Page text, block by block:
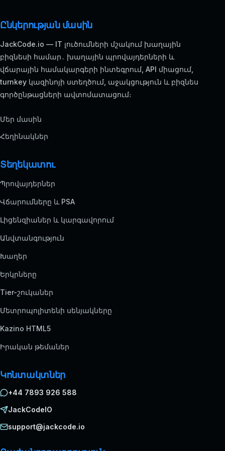
Ընկերության մասին
JackCode.io — IT լուծումների մշակում խաղային
բիզնեսի համար․ խաղային պրովայդերների և
վճարային համակարգերի ինտեգրում, API միացում,
turnkey կազինոյի ստեղծում, աջակցություն և բիզնես
գործընթացների ավտոմատացում։
Մեր մասին
Հեղինակներ
Տեղեկատու
Պրովայդերներ
Վճարումները և PSA
Լիցենզիաներ և կարգավորում
Անվտանգություն
Խաղեր
Երկրները
Tier-շուկաներ
Մետրոպոլիտենի սենյակները
Kazino HTML5
Իրական թեմաներ
Կոնտակտներ
+44 7893 926 588
JackCodeIO
support@jackcode.io